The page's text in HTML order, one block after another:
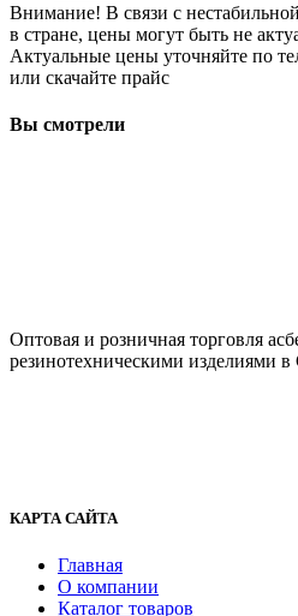
Внимание! В связи с
в стране, цены могут быть не
Актуальные цены уточняйте по
или скачайте прайс
Вы смотрели
Оптовая и розничная торговля
резинотехническими изделиями в
КАРТА САЙТА
Главная
О компании
Каталог товаров